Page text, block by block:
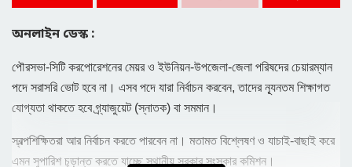
অনলাইন ডেস্ক :
পৌরসভা-সিটি করপোরেশনের মেয়র ও ইউনিয়ন-উপজেলা-জেলা পরিষদের চেয়ারম্যান
পদে সরাসরি ভোট হবে না। এসব পদে যারা নির্বাচন করবেন, তাদের ন্যূনতম শিক্ষাগত
যোগ্যতা থাকতে হবে গ্র্যাজুয়েট (স্নাতক) বা সমমান।
স্বল্পশিক্ষিতরা আর নির্বাচন করতে পারবেন না। মতামত বিশ্লেষণ ও যাচাই-বাছাই করে
এমন সুপারিশ চূড়ান্ত করতে যাচ্ছে স্থানীয় সরকার সংস্কার কমিশন।